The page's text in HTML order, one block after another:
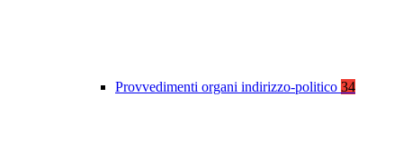
Provvedimenti organi indirizzo-politico 34